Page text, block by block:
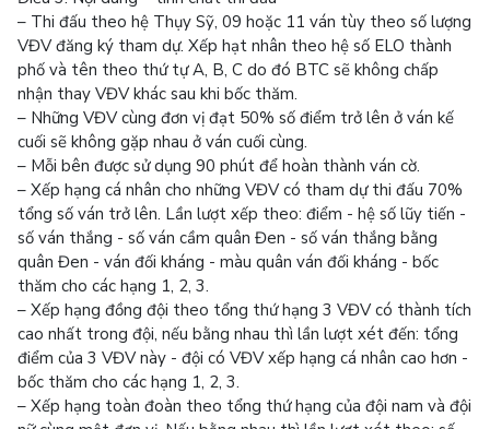
– Thi đấu theo hệ Thụy Sỹ, 09 hoặc 11 ván tùy theo số lượng
VĐV đăng ký tham dự. Xếp hạt nhân theo hệ số ELO thành
phố và tên theo thứ tự A, B, C do đó BTC sẽ không chấp
nhận thay VĐV khác sau khi bốc thăm.
– Những VĐV cùng đơn vị đạt 50% số điểm trở lên ở ván kế
cuối sẽ không gặp nhau ở ván cuối cùng.
– Mỗi bên được sử dụng 90 phút để hoàn thành ván cờ.
– Xếp hạng cá nhân cho những VĐV có tham dự thi đấu 70%
tổng số ván trở lên. Lần lượt xếp theo: điểm - hệ số lũy tiến -
số ván thắng - số ván cầm quân Đen - số ván thắng bằng
quân Đen - ván đối kháng - màu quân ván đối kháng - bốc
thăm cho các hạng 1, 2, 3.
– Xếp hạng đồng đội theo tổng thứ hạng 3 VĐV có thành tích
cao nhất trong đội, nếu bằng nhau thì lần lượt xét đến: tổng
điểm của 3 VĐV này - đội có VĐV xếp hạng cá nhân cao hơn -
bốc thăm cho các hạng 1, 2, 3.
– Xếp hạng toàn đoàn theo tổng thứ hạng của đội nam và đội